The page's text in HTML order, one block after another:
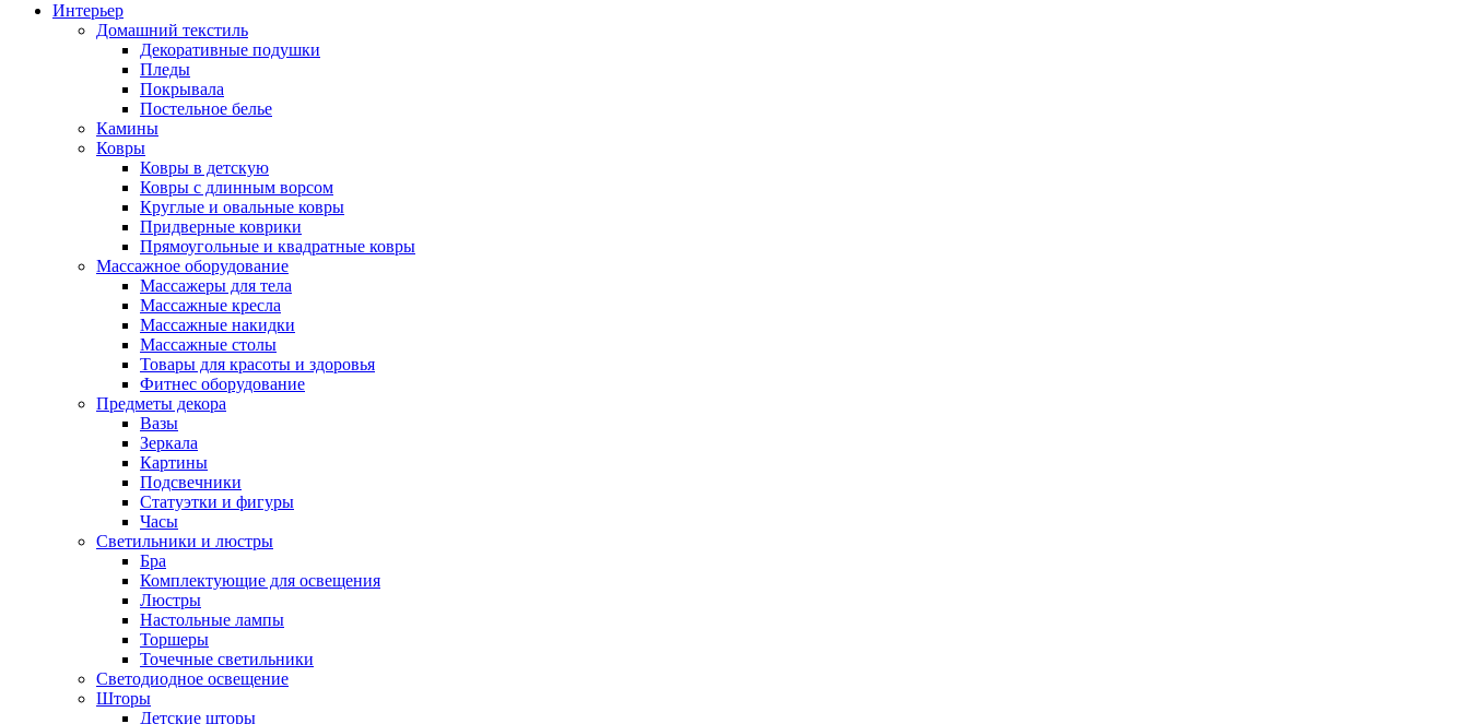
Интерьер
Домашний текстиль
Декоративные подушки
Пледы
Покрывала
Постельное белье
Камины
Ковры
Ковры в детскую
Ковры с длинным ворсом
Круглые и овальные ковры
Придверные коврики
Прямоугольные и квадратные ковры
Массажное оборудование
Массажеры для тела
Массажные кресла
Массажные накидки
Массажные столы
Товары для красоты и здоровья
Фитнес оборудование
Предметы декора
Вазы
Зеркала
Картины
Подсвечники
Статуэтки и фигуры
Часы
Светильники и люстры
Бра
Комплектующие для освещения
Люстры
Настольные лампы
Торшеры
Точечные светильники
Светодиодное освещение
Шторы
Детские шторы